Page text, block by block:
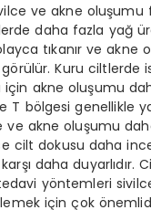
ve akne oluşumu
daha fazla yağ
tıkanır ve akne
Kuru ciltlerde
akne oluşumu
T bölgesi genellikle
akne oluşumu
cilt dokusu daha
daha duyarlıdır.
yöntemleri
için çok